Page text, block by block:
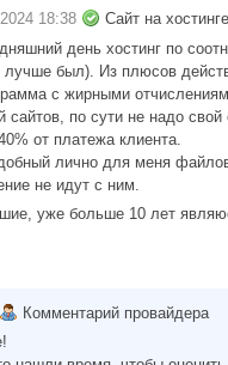
18:38 Сайт на хостинге
день хостинг по
был). Из плюсов
с жирными
сайтов, по сути не надо
от платежа клиента.
лично для меня
не идут с ним.
уже больше 10 лет
Комментарий провайдера